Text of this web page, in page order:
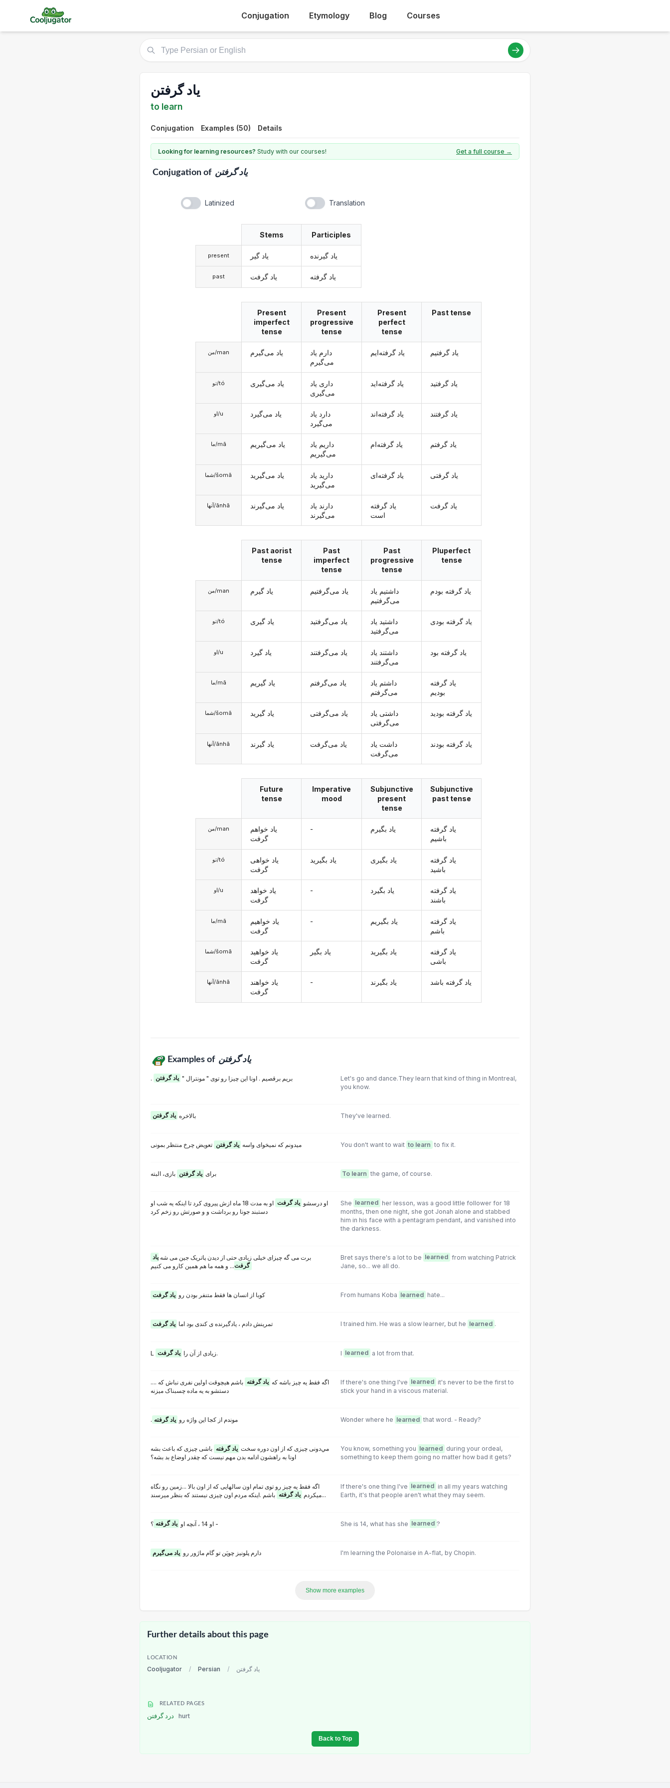
Conjugation Etymology Blog Courses
یاد گرفتن
to learn
Conjugation Examples (50) Details
Looking for learning resources? Study with our courses! Get a full course →
Conjugationof یاد گرفتن
Latinized Translation
present
past
Stems
یاد گیر
یاد گرفت
Participles
یاد گیرنده
یاد گرفته
من/man
تو/tó
او/u
ما/mā
شما/šomā
آنها/ānhā
Present
imperfect
tense
یاد می‌گیرم
یاد می‌گیری
یاد می‌گیرد
یاد می‌گیریم
یاد می‌گیرید
یاد می‌گیرند
Present
progressive
tense
دارم یاد
می‌گیرم
داری یاد
می‌گیری
دارد یاد
می‌گیرد
داریم یاد
می‌گیریم
دارید یاد
می‌گیرید
دارند یاد
می‌گیرند
Present
perfect
tense
یاد گرفته‌ایم
یاد گرفته‌اید
یاد گرفته‌اند
یاد گرفته‌ام
یاد گرفته‌ای
یاد گرفته
است
Past tense
یاد گرفتیم
یاد گرفتید
یاد گرفتند
یاد گرفتم
یاد گرفتی
یاد گرفت
من/man
تو/tó
او/u
ما/mā
شما/šomā
آنها/ānhā
Past aorist
tense
یاد گیرم
یاد گیری
یاد گیرد
یاد گیریم
یاد گیرید
یاد گیرند
Past
imperfect
tense
یاد می‌گرفتیم
یاد می‌گرفتید
یاد می‌گرفتند
یاد می‌گرفتم
یاد می‌گرفتی
یاد می‌گرفت
Past
progressive
tense
داشتیم یاد
می‌گرفتیم
داشتید یاد
می‌گرفتید
داشتند یاد
می‌گرفتند
داشتم یاد
می‌گرفتم
داشتی یاد
می‌گرفتی
داشت یاد
می‌گرفت
Pluperfect
tense
یاد گرفته بودم
یاد گرفته بودی
یاد گرفته بود
یاد گرفته
بودیم
یاد گرفته بودید
یاد گرفته بودند
من/man
تو/tó
او/u
ما/mā
شما/šomā
آنها/ānhā
Future
tense
یاد خواهم
گرفت
یاد خواهی
گرفت
یاد خواهد
گرفت
یاد خواهیم
گرفت
یاد خواهید
گرفت
یاد خواهند
گرفت
Imperative
mood
-
یاد بگیرید
-
-
یاد بگیر
-
Subjunctive
present
tense
یاد بگیرم
یاد بگیری
یاد بگیرد
یاد بگیریم
یاد بگیرید
یاد بگیرند
Subjunctive
past tense
یاد گرفته
باشیم
یاد گرفته
باشید
یاد گرفته
باشند
یاد گرفته
باشم
یاد گرفته
باشی
یاد گرفته باشد
Examples of یاد گرفتن
. بریم برقصیم . اونا این چیزا رو توی " مونترال " یاد گرفتن
Let's go and dance.They learn that kind of thing in Montreal,
you know.
بالاخره یاد گرفتن They've learned.
میدونم که نمیخوای واسه یاد گرفتن تعویض چرخ منتظر بمونی You don't want to wait to learn to fix it.
برای یاد گرفتن بازی، البته To learn the game, of course.
او درسشو یاد گرفت
او به مدت 18 ماه ازش پیروی کرد تا اینکه یه شب او
دستبند جونا رو برداشت و و صورتش رو زخم کرد
She learned her lesson, was a good little follower for 18
months, then one night, she got Jonah alone and stabbed
him in his face with a pentagram pendant, and vanished into
the darkness.
برت می گه چیزای خیلی زیادی حتی از دیدن پاتریک جین می شهیاد
گرفت... و همه ما هم همین کارو می کنیم
Bret says there's a lot to be learned from watching Patrick
Jane, so... we all do.
کوبا از انسان ها فقط متنفر بودن رو یاد گرفت From humans Koba learned hate...
تمرینش دادم ، یادگیرنده ی کندی بود اما یاد گرفت I trained him. He was a slow learner, but he learned .
L زیادی از آن را یاد گرفت . I learned a lot from that.
...اگه فقط یه چیز باشه که یاد گرفته باشم هیچوقت اولین نفری نباش که .
دستشو به یه ماده چسبناک میزنه
If there's one thing I've learned
it's never to be the first to
stick your hand in a viscous material.
.موندم از کجا این واژه رو یاد گرفته Wonder where he learned that word. - Ready?
مي‌دونی چیزی که از اون دوره سخت یاد گرفته باشی چیزی که باعث بشه
اونا به راهشون ادامه بدن مهم نیست که چقدر اوضاع بد بشه؟
You know, something you learned during your ordeal,
something to keep them going no matter how bad it gets?
اگه فقط یه چیز رو توی تمام اون سالهایی که از اون بالا ...زمین رو نگاه
میکردم یاد گرفته باشم .اینكه مردم اون چیزی نیستند كه بنظر میرسند...
If there's one thing I've learned in all my years watching
Earth, it's that people aren't what they may seem.
او 14 ، آنچه او یاد گرفته ؟ - She is 14, what has she learned ?
دارم پلونیز چوپَن تو گام ماژور رو یاد می‌گیرم I'm learning the Polonaise in A-flat, by Chopin.
Show more examples
Further details about this page
LOCATION
Cooljugator / Persian / یاد گرفتن
RELATED PAGES
hurt
Back to Top